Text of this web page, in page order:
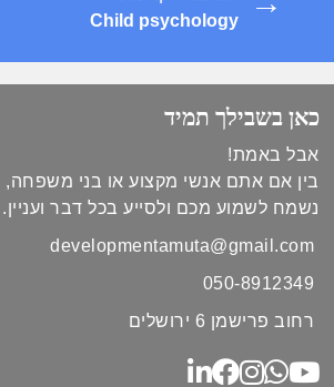
Child psychology
כאן בשבילך תמיד
אבל באמת!
בין אם אתם אנשי מקצוע או בני משפחה,
נשמח לשמוע מכם ולסייע בכל דבר ועניין.
developmentamuta@gmail.com
050-8912349
רחוב פרישמן 6 ירושלים